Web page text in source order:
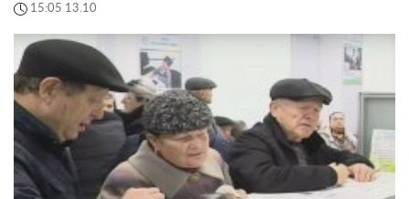
15:05 13.10